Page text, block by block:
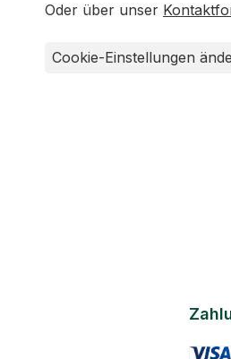
Oder über unser
Cookie-Einstellungen